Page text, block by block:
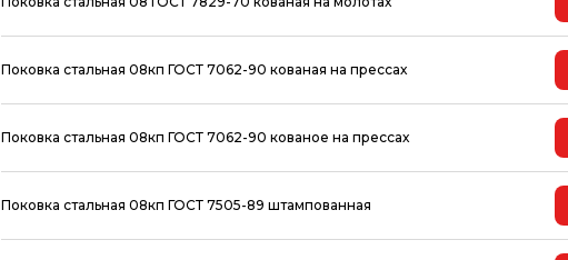
Поковка стальная 08кп ГОСТ 7062-90 кованая на прессах
Поковка стальная 08кп ГОСТ 7062-90 кованое на прессах
Поковка стальная 08кп ГОСТ 7505-89 штампованная